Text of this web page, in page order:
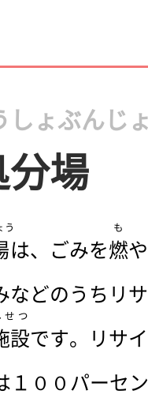
しょぶんじ
場
う
は、ごみを燃
も
などのうちリ
設
せつ
です。リサ
１００パーセ